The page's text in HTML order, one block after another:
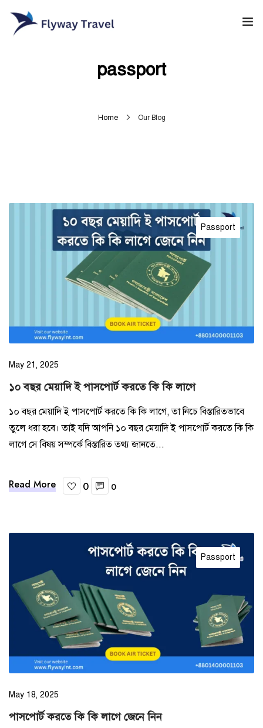
passport
Home Our Blog
Passport
May 21, 2025
১০ বছর মেয়াদি ই পাসপোর্ট করতে কি কি লাগে
১০ বছর মেয়াদি ই পাসপোর্ট করতে কি কি লাগে, তা নিচে বিস্তারিতভাবে
তুলে ধরা হবে। তাই যদি আপনি ১০ বছর মেয়াদি ই পাসপোর্ট করতে কি কি
লাগে সে বিষয় সম্পর্কে বিস্তারিত তথ্য জানতে...
Read More 0 0
Passport
May 18, 2025
পাসপোর্ট করতে কি কি লাগে জেনে নিন